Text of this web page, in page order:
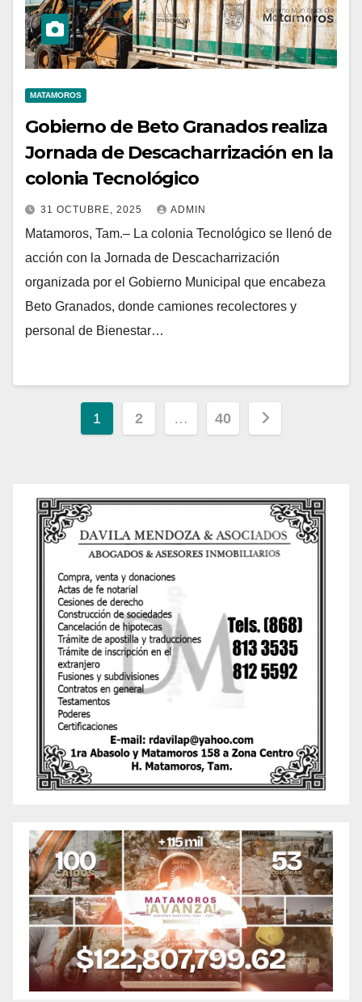
MATAMOROS
Gobierno de Beto Granados realiza
Jornada de Descacharrización en la
colonia Tecnológico
31 OCTUBRE, 2025 ADMIN
Matamoros, Tam.– La colonia Tecnológico se llenó de
acción con la Jornada de Descacharrización
organizada por el Gobierno Municipal que encabeza
Beto Granados, donde camiones recolectores y
personal de Bienestar…
Paginación
1 2 … 40